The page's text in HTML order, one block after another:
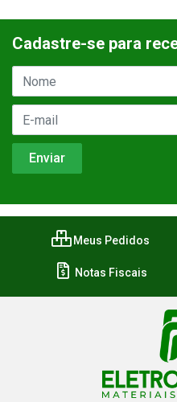
Cadastre-se para
Meus Pedidos
Notas Fiscais